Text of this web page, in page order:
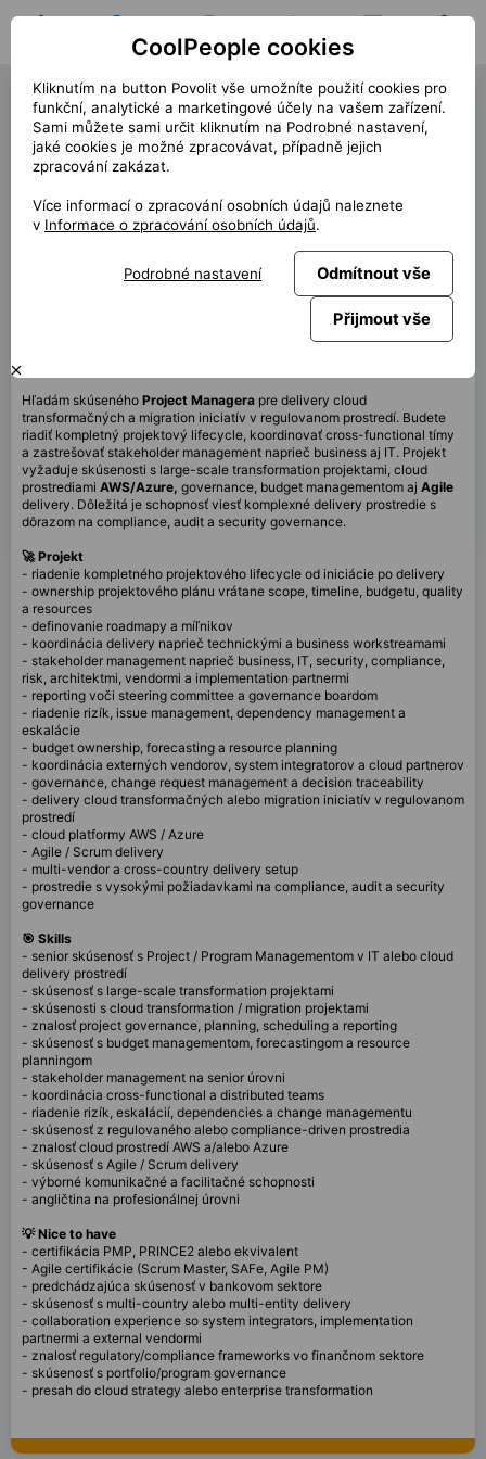
Hledat pozici Moje pozice Notifikace
Project Manager (42653)
Zbývá 1 otevřená pozice!
« zpět
Místo
Bratislava
6/2026 (12m)
Kontrakt přes CP
Hľadám skúseného Project Managera pre delivery cloud
transformačných a migration iniciatív v regulovanom prostredí. Budete
riadiť kompletný projektový lifecycle, koordinovať cross-functional tímy
a zastrešovať stakeholder management naprieč business aj IT. Projekt
vyžaduje skúsenosti s large-scale transformation projektami, cloud
prostrediami AWS/Azure, governance, budget managementom aj Agile
delivery. Dôležitá je schopnosť viesť komplexné delivery prostredie s
dôrazom na compliance, audit a security governance.
🚀 Projekt
- riadenie kompletného projektového lifecycle od iniciácie po delivery
- ownership projektového plánu vrátane scope, timeline, budgetu, quality
a resources
- definovanie roadmapy a míľnikov
- koordinácia delivery naprieč technickými a business workstreamami
- stakeholder management naprieč business, IT, security, compliance,
risk, architektmi, vendormi a implementation partnermi
- reporting voči steering committee a governance boardom
- riadenie rizík, issue management, dependency management a
eskalácie
- budget ownership, forecasting a resource planning
- koordinácia externých vendorov, system integratorov a cloud partnerov
- governance, change request management a decision traceability
- delivery cloud transformačných alebo migration iniciatív v regulovanom
prostredí
- cloud platformy AWS / Azure
- Agile / Scrum delivery
- multi-vendor a cross-country delivery setup
- prostredie s vysokými požiadavkami na compliance, audit a security
governance
🎯 Skills
- senior skúsenosť s Project / Program Managementom v IT alebo cloud
delivery prostredí
- skúsenosť s large-scale transformation projektami
- skúsenosti s cloud transformation / migration projektami
- znalosť project governance, planning, scheduling a reporting
- skúsenosť s budget managementom, forecastingom a resource
planningom
- stakeholder management na senior úrovni
- koordinácia cross-functional a distributed teams
- riadenie rizík, eskalácií, dependencies a change managementu
- skúsenosť z regulovaného alebo compliance-driven prostredia
- znalosť cloud prostredí AWS a/alebo Azure
- skúsenosť s Agile / Scrum delivery
- výborné komunikačné a facilitačné schopnosti
- angličtina na profesionálnej úrovni
💡 Nice to have
- certifikácia PMP, PRINCE2 alebo ekvivalent
- Agile certifikácie (Scrum Master, SAFe, Agile PM)
- predchádzajúca skúsenosť v bankovom sektore
- skúsenosť s multi-country alebo multi-entity delivery
- collaboration experience so system integrators, implementation
partnermi a external vendormi
- znalosť regulatory/compliance frameworks vo finančnom sektore
- skúsenosť s portfolio/program governance
- presah do cloud strategy alebo enterprise transformation
CoolPeople cookies
Kliknutím na button Povolit vše umožníte použití cookies pro
funkční, analytické a marketingové účely na vašem zařízení.
Sami můžete sami určit kliknutím na Podrobné nastavení,
jaké cookies je možné zpracovávat, případně jejich
zpracování zakázat.
Více informací o zpracování osobních údajů naleznete
v Informace o zpracování osobních údajů.
Podrobné nastavení Odmítnout vše
Přijmout vše